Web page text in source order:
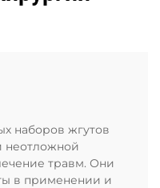
наборов жгутов
неотложной
травм. Они
в применении и